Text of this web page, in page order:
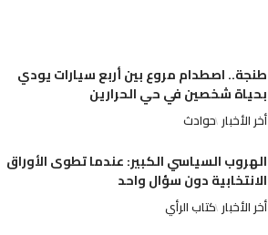
طنجة.. اصطدام مروع بين أربع سيارات يودي
بحياة شخصين في حي الحرارين
أخر الأخبار حوادث
الهروب السياسي الكبير: عندما تطوى الأوراق
الانتخابية دون سؤال واحد
أخر الأخبار كتاب الرأي